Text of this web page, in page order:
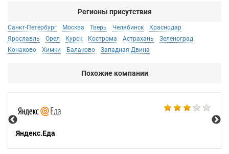
Регионы присутствия
Санкт-Петербург Москва Тверь Челябинск
Краснодар
Ярославль
Орел Курск Кострома Астрахань
Зеленоград
Конаково
Химки Балаково Западная Двина
Похожие компании
Яндекс.Еда